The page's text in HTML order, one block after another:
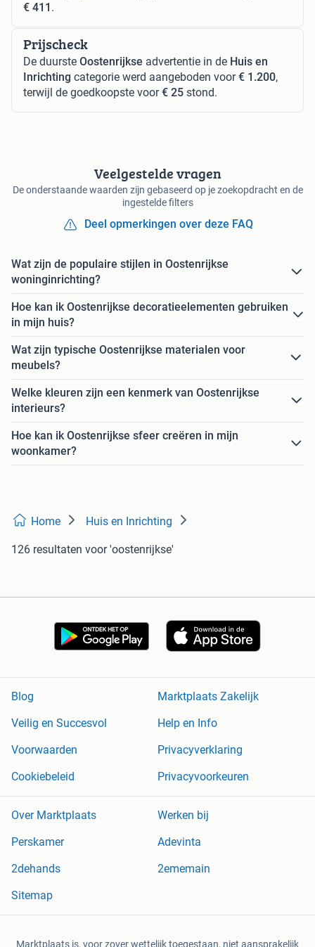
€ 411 .
Prijscheck
De duurste Oostenrijkse advertentie in de Huis en
Inrichting categorie werd aangeboden voor€ 1.200,
terwijl de goedkoopste voor€ 25 stond.
Veelgestelde vragen
De onderstaande waarden zijn gebaseerd op je zoekopdracht en de
ingestelde filters
Deel opmerkingen over deze FAQ
Wat zijn de populaire stijlen in Oostenrijkse
woninginrichting?
Hoe kan ik Oostenrijkse decoratieelementen gebruiken
in mijn huis?
Wat zijn typische Oostenrijkse materialen voor
meubels?
Welke kleuren zijn een kenmerk van Oostenrijkse
interieurs?
Hoe kan ik Oostenrijkse sfeer creëren in mijn
woonkamer?
Home Huis en Inrichting
126 resultaten voor 'oostenrijkse'
Blog
Marktplaats Zakelijk
Veilig en Succesvol
Help en Info
Voorwaarden
Privacyverklaring
Cookiebeleid
Privacyvoorkeuren
Over Marktplaats
Werken bij
Perskamer
Adevinta
2dehands
2ememain
Sitemap
Marktplaats is, voor zover wettelijk toegestaan, niet aansprakelijk